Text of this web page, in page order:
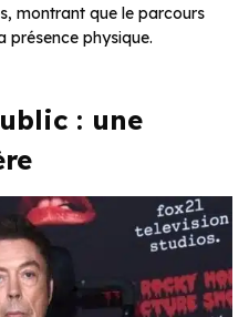
montrant que le parcours
présence physique.
: une